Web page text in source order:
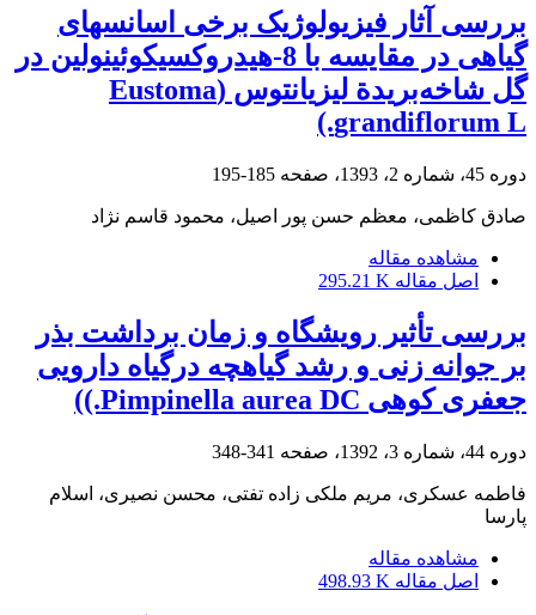
بررسی آثار فیزیولوژیک برخی اسانس‏های
گیاهی در مقایسه با 8-‌هیدروکسی‏کوئینولین در
گل شاخه‌بریدة لیزیانتوس (Eustoma
grandiflorum L.)
دوره 45، شماره 2، 1393، صفحه 185-195
صادق کاظمی، معظم حسن پور اصیل، محمود قاسم نژاد
مشاهده مقاله
اصل مقاله 295.21 K
بررسی تأثیر رویشگاه و زمان برداشت بذر
بر جوانه زنی و رشد گیاهچه درگیاه دارویی
جعفری کوهی Pimpinella aurea DC.))
دوره 44، شماره 3، 1392، صفحه 341-348
فاطمه عسکری، مریم ملکی زاده تفتی، محسن نصیری، اسلام
پارسا
مشاهده مقاله
اصل مقاله 498.93 K